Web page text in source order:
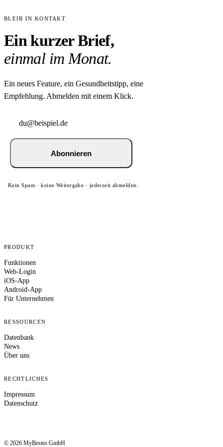
BLEIB IN KONTAKT
Ein kurzer Brief,
einmal im Monat.
Ein neues Feature, ein Gesundheitstipp, eine
Empfehlung. Abmelden mit einem Klick.
Abonnieren
Kein Spam · keine Weitergabe · jederzeit abmelden.
PRODUKT
Funktionen
Web-Login
iOS-App
Android-App
Für Unternehmen
RESSOURCEN
Datenbank
News
Über uns
RECHTLICHES
Impressum
Datenschutz
© 2026 MyBestes GmbH